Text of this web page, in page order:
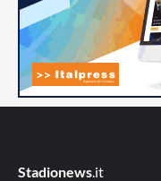
Stadionews.it